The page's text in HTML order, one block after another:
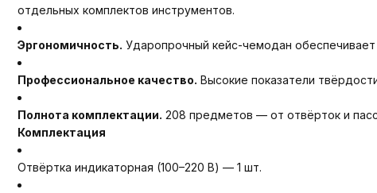
отдельных комплектов инструментов.
Эргономичность. Ударопрочный кейс-чемодан
Профессиональное качество. Высокие показатели
Полнота комплектации. 208 предметов — от отвёрток и
Комплектация
Отвёртка индикаторная (100–220 В) — 1 шт.